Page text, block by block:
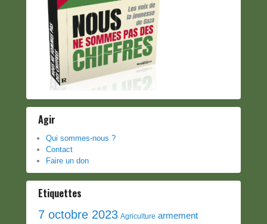
Agir
Qui sommes-nous ?
Contact
Faire un don
Etiquettes
7 octobre 2023 Agriculture armement